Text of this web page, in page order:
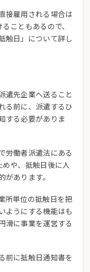
接雇用される場合は
こともあるので、
触日」について詳し
遣先企業へ送ること
る前に、派遣するひ
する必要がありま
労働者派遣法にある
や、抵触日後に人
あります。
所単位の抵触日を把
ようにする機能はも
滑に事業を運営する
前に抵触日通知書を